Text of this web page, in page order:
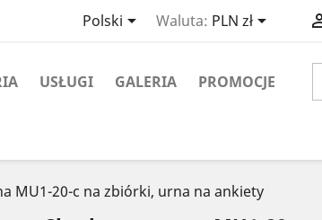
Polski Waluta: PLN zł
USŁUGI GALERIA PROMOCJE
MU1-20-c na zbiórki, urna na ankiety